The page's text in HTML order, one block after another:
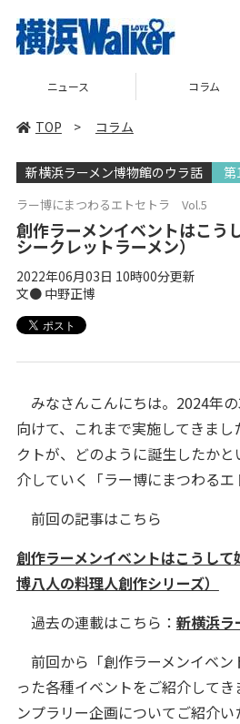
コラム 企画
TOP > コラム
新横浜ラーメン博物館のウラ話 第
ラー博にまつわるエトセトラ Vol.5
創作ラーメンイベントはこう
シークレットラーメン）
2022年06月03日 10時00分更新
文● 中野正博
みなさんこんにちは。2024年
向けて、これまで実施してきまし
クトが、どのように誕生したか
介していく「ラー博にまつわるエ
前回の記事はこちら
創作ラーメンイベントはこうし
博八人の料理人創作シリーズ）
過去の連載はこちら： 新横浜ラ
前回から「創作ラーメンイベン
った各種イベントをご紹介して
ンプラリー企画についてご紹介い